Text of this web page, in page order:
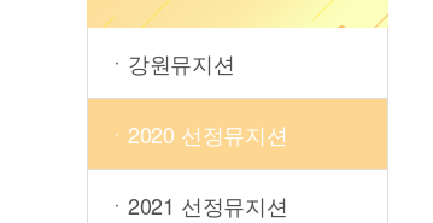
ㆍ강원뮤지션
ㆍ2020 선정뮤지션
ㆍ2021 선정뮤지션